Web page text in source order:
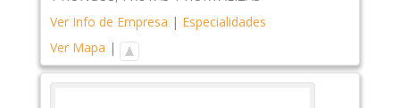
Ver Info de Empresa | Especialidades
Ver Mapa |